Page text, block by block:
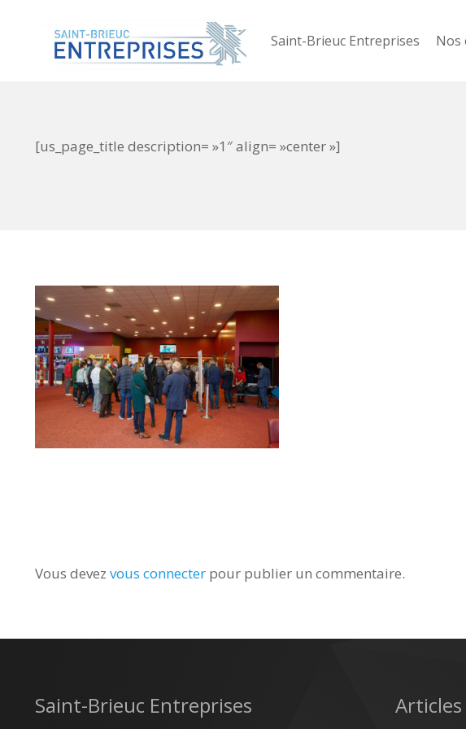
Saint-Brieuc Entreprises Nos
[us_page_title description= »1″ align= »center »]
Vous devez vous connecterpour publier un commentaire.
Saint-Brieuc Entreprises